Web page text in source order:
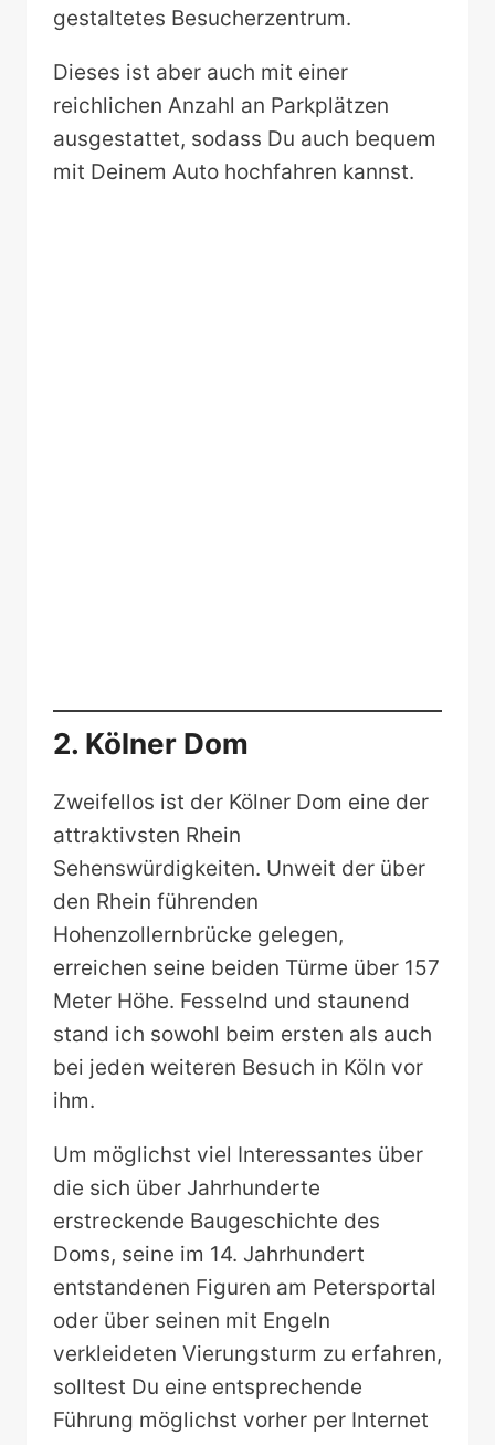
gestaltetes Besucherzentrum.
Dieses ist aber auch mit einer
reichlichen Anzahl an Parkplätzen
ausgestattet, sodass Du auch bequem
mit Deinem Auto hochfahren kannst.
2. Kölner Dom
Zweifellos ist der Kölner Dom eine der
attraktivsten Rhein
Sehenswürdigkeiten. Unweit der über
den Rhein führenden
Hohenzollernbrücke gelegen,
erreichen seine beiden Türme über 157
Meter Höhe. Fesselnd und staunend
stand ich sowohl beim ersten als auch
bei jeden weiteren Besuch in Köln vor
ihm.
Um möglichst viel Interessantes über
die sich über Jahrhunderte
erstreckende Baugeschichte des
Doms, seine im 14. Jahrhundert
entstandenen Figuren am Petersportal
oder über seinen mit Engeln
verkleideten Vierungsturm zu erfahren,
solltest Du eine entsprechende
Führung möglichst vorher per Internet